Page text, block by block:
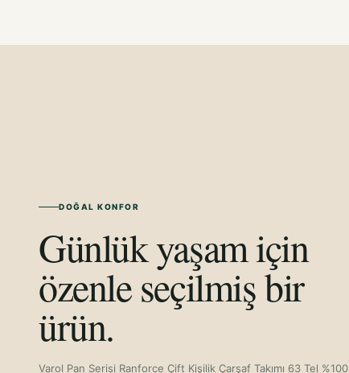
DOĞAL KONFOR
Günlük yaşam için
özenle seçilmiş bir
ürün.
Varol Pan Serisi Ranforce Çift Kişilik Çarşaf Takımı 63 Tel %100